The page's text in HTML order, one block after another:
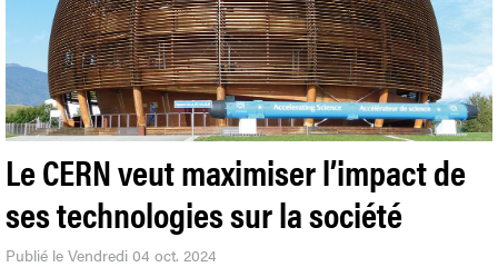
Le CERN veut maximiser l’impact de
ses technologies sur la société
Publié le Vendredi 04 oct. 2024